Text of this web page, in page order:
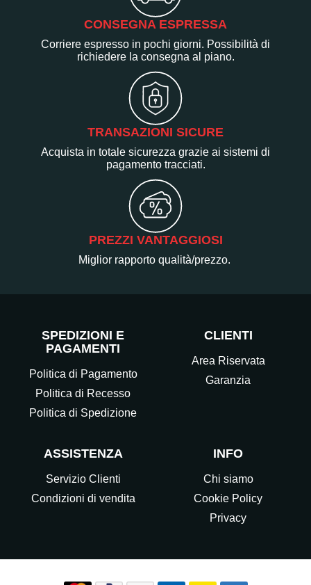
CONSEGNA ESPRESSA
Corriere espresso in pochi giorni. Possibilità di
richiedere la consegna al piano.
TRANSAZIONI SICURE
Acquista in totale sicurezza grazie ai sistemi di
pagamento tracciati.
PREZZI VANTAGGIOSI
Miglior rapporto qualità/prezzo.
SPEDIZIONI E
PAGAMENTI
Politica di Pagamento
Politica di Recesso
Politica di Spedizione
CLIENTI
Area Riservata
Garanzia
ASSISTENZA
Servizio Clienti
Condizioni di vendita
INFO
Chi siamo
Cookie Policy
Privacy